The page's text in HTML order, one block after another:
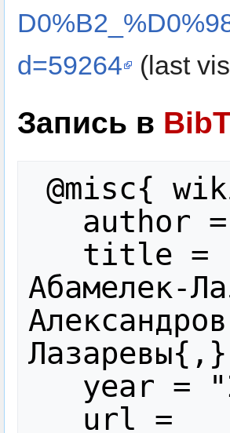
d=59264
(last
Запись в
@misc{ wiki:xxx,
Абамелек-